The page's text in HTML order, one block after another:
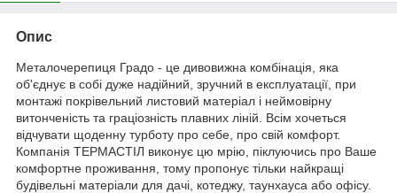
Опис
Металочерепиця Градо - це дивовижна комбінація, яка
об'єднує в собі дуже надійний, зручний в експлуатації, при
монтажі покрівельний листовий матеріал і неймовірну
витонченість та граціозність плавних ліній. Всім хочеться
відчувати щоденну турботу про себе, про свій комфорт.
Компанія ТЕРМАСТІЛ виконує цю мрію, піклуючись про Ваше
комфортне проживання, тому пропонує тільки найкращі
будівельні матеріали для дачі, котеджу, таунхауса або офісу.